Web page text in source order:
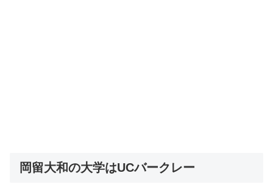
岡留大和の大学はUCバークレー